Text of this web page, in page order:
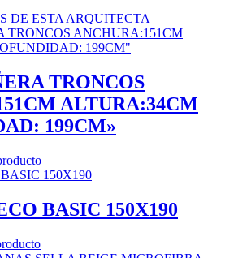
DE ESTA ARQUITECTA
TRONCOS
ALTURA:34CM
199CM»
BASIC 150X190